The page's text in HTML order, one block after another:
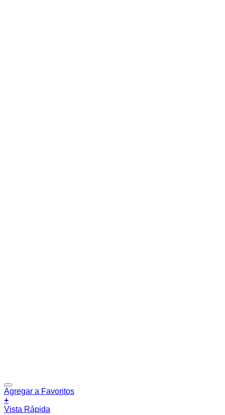
Agregar a Favoritos
+
Vista Rápida